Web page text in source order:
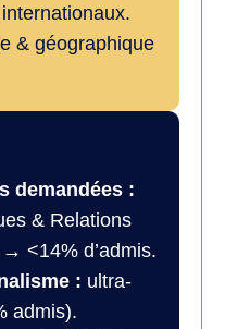
& géographique
demandées :
& Relations
<14% d’admis.
: ultra-
admis).